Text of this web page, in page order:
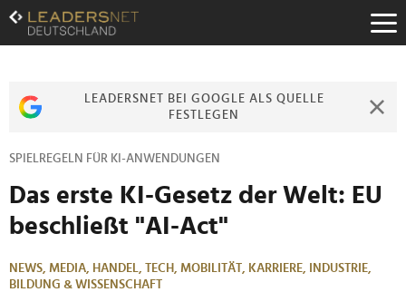
Zum
Inhalt
Zur
Zur
LEADERSNET BEI GOOGLE ALS QUELLE
FESTLEGEN
SPIELREGELN FÜR KI-ANWENDUNGEN
Das erste KI-Gesetz der Welt: EU
beschließt "AI-Act"
NEWS, MEDIA, HANDEL, TECH, MOBILITÄT, KARRIERE,
INDUSTRIE,
BILDUNG & WISSENSCHAFT